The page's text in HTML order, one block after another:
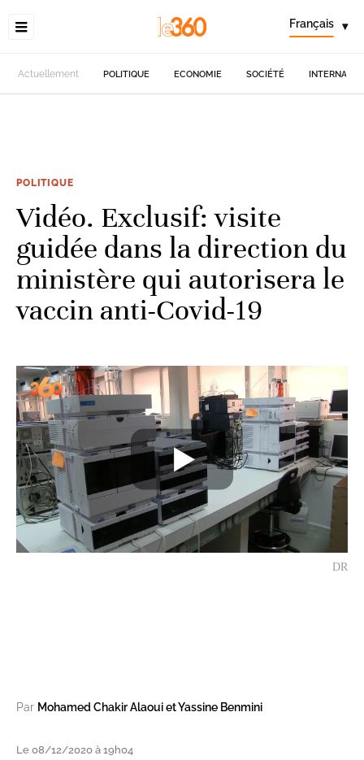
Français ▾
Actuellement POLITIQUE ECONOMIE SOCIÉTÉ
POLITIQUE
Vidéo. Exclusif: visite
guidée dans la direction du
ministère qui autorisera le
vaccin anti-Covid-19
DR
Par Mohamed Chakir Alaoui et Yassine Benmini
Le 08/12/2020 à 19h04